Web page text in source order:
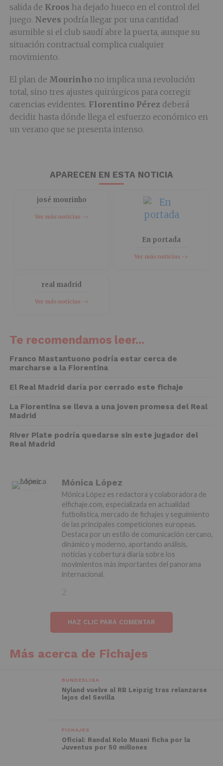
salida de Kroos ha dejado hueco en el control del
juego. Neves podría llegar por una cantidad
asumible si el club saudí abre la puerta, aunque su
situación contractual complica cualquier
movimiento.
El plan de Mourinhono implica una revolución
total, sino tres ajustes quirúrgicos para corregir
carencias evidentes. Florentino Pérezdeberá
decidir hasta dónde llega el esfuerzo económico en
un verano que se presenta intenso.
APARECEN EN ESTA NOTICIA
josé mourinho
Ver más noticias ->
En portada
Ver más noticias ->
real madrid
Ver más noticias ->
Te recomendamos leer...
Franco Mastantuono podría estar cerca de
marcharse a la Fiorentina
El Real Madrid daría por cerrado este fichaje
La Fiorentina se lleva a una joven promesa del Real
Madrid
River Plate podría quedarse sin este jugador del
Real Madrid
Mónica López
Mónica López es redactora y colaboradora de
elfichaje.com, especializada en actualidad
futbolística, mercado de fichajes y seguimiento
de las principales competiciones europeas.
Destaca por un estilo de comunicación cercano,
dinámico y moderno, aportando análisis,
noticias y cobertura diaria sobre los
movimientos más importantes del panorama
internacional.
HAZ CLIC PARA COMENTAR
Más acerca de Fichajes
BUNDESLIGA
Nyland vuelve al RB Leipzig tras relanzarse
lejos del Sevilla
FICHAJES
Oficial: Randal Kolo Muani ficha por la
Juventus por 50 millones